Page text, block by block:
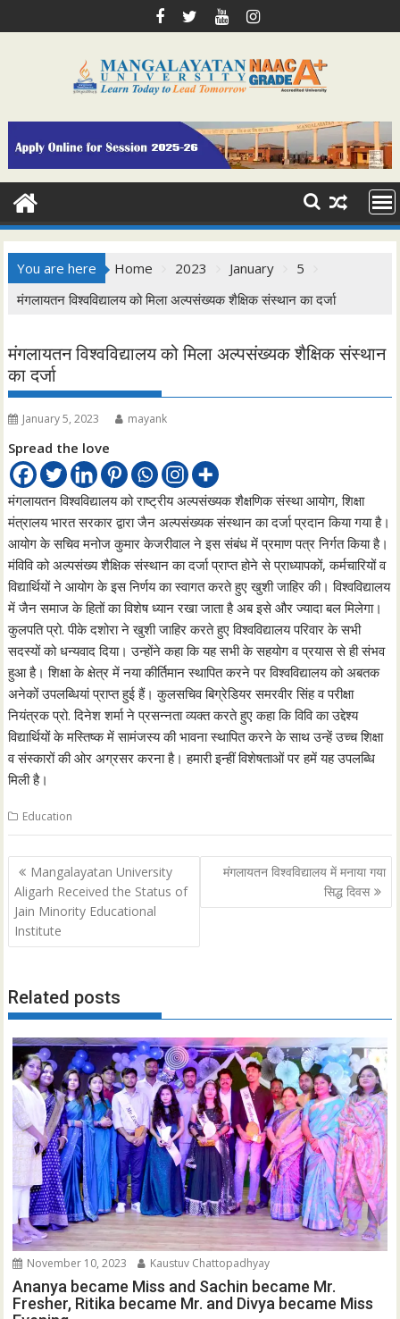
to
You are here Home 2023 January
5
मंगलायतन विश्वविद्यालय को मिला अल्पसंख्यक शैक्षिक संस्थान का दर्जा
मंगलायतन विश्वविद्यालय को मिला अल्पसंख्यक शैक्षिक संस्थान
का दर्जा
January 5, 2023 mayank
Spread the love
मंगलायतन विश्वविद्यालय को राष्ट्रीय अल्पसंख्यक शैक्षणिक संस्था आयोग, शिक्षा
मंत्रालय भारत सरकार द्वारा जैन अल्पसंख्यक संस्थान का दर्जा प्रदान किया गया है।
आयोग के सचिव मनोज कुमार केजरीवाल ने इस संबंध में प्रमाण पत्र निर्गत किया है।
मंविवि को अल्पसंख्य शैक्षिक संस्थान का दर्जा प्राप्त होने से प्राध्यापकों, कर्मचारियों व
विद्यार्थियों ने आयोग के इस निर्णय का स्वागत करते हुए खुशी जाहिर की। विश्वविद्यालय
में जैन समाज के हितों का विशेष ध्यान रखा जाता है अब इसे और ज्यादा बल मिलेगा।
कुलपति प्रो. पीके दशोरा ने खुशी जाहिर करते हुए विश्वविद्यालय परिवार के सभी
सदस्यों को धन्यवाद दिया। उन्होंने कहा कि यह सभी के सहयोग व प्रयास से ही संभव
हुआ है। शिक्षा के क्षेत्र में नया कीर्तिमान स्थापित करने पर विश्वविद्यालय को अबतक
अनेकों उपलब्धियां प्राप्त हुई हैं। कुलसचिव बिग्रेडियर समरवीर सिंह व परीक्षा
नियंत्रक प्रो. दिनेश शर्मा ने प्रसन्नता व्यक्त करते हुए कहा कि विवि का उद्देश्य
विद्यार्थियों के मस्तिष्क में सामंजस्य की भावना स्थापित करने के साथ उन्हें उच्च शिक्षा
व संस्कारों की ओर अग्रसर करना है। हमारी इन्हीं विशेषताओं पर हमें यह उपलब्धि
मिली है।
Education
Post
navigation
Mangalayatan University
Aligarh Received the Status of
Jain Minority Educational
Institute
मंगलायतन विश्वविद्यालय में मनाया गया
सिद्ध दिवस
Related posts
November 10, 2023 Kaustuv Chattopadhyay
Ananya became Miss and Sachin became Mr.
Fresher, Ritika became Mr. and Divya became Miss